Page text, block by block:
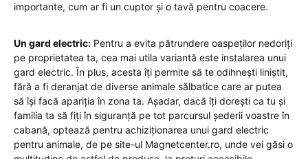
importante, cum ar fi un cuptor și o tavă pentru coacere.
Un gard electric: Pentru a evita pătrundere oaspeților nedoriți
pe proprietatea ta, cea mai utila variantă este instalarea unui
gard electric. În plus, acesta îți permite să te odihnești liniștit,
fără a fi deranjat de diverse animale sălbatice care ar putea
să își facă apariția în zona ta. Așadar, dacă îți dorești ca tu și
familia ta să fiți în siguranță pe tot parcursul șederii voastre în
cabană, optează pentru achiziționarea unui gard electric
pentru animale, de pe site-ul Magnetcenter.ro, unde vei găsi o